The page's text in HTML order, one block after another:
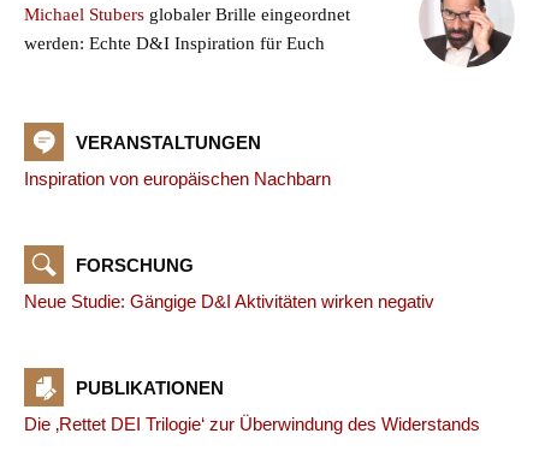
Michael Stubers globaler Brille eingeordnet
werden: Echte D&I Inspiration für Euch
VERANSTALTUNGEN
Inspiration von europäischen Nachbarn
FORSCHUNG
Neue Studie: Gängige D&I Aktivitäten wirken negativ
PUBLIKATIONEN
Die ‚Rettet DEI Trilogie‘ zur Überwindung des Widerstands